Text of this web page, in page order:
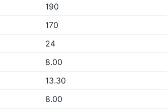
190
170
24
8.00
13.30
8.00